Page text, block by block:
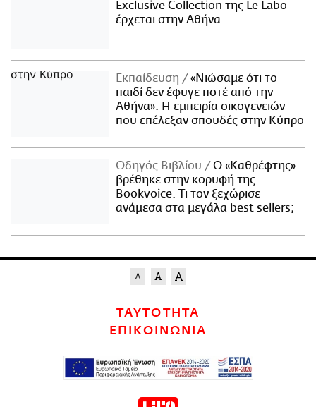
Exclusive Collection της Le Labo
έρχεται στην Αθήνα
Εκπαίδευση
«Νιώσαμε ότι το
παιδί δεν έφυγε ποτέ από την
Αθήνα»: Η εμπειρία οικογενειών
που επέλεξαν σπουδές στην Κύπρο
Οδηγός Βιβλίου
Ο «Καθρέφτης»
βρέθηκε στην κορυφή της
Bookvoice. Τι τον ξεχώρισε
ανάμεσα στα μεγάλα best sellers;
ΤΑΥΤΟΤΗΤΑ
ΕΠΙΚΟΙΝΩΝΙΑ